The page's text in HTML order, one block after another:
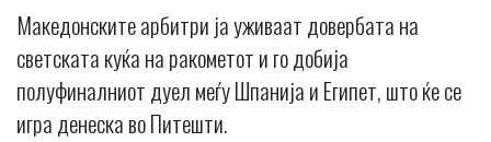
Македонските арбитри ја уживаат довербата на
светската куќа на ракометот и го добија
полуфиналниот дуел меѓу Шпанија и Египет, што ќе се
игра денеска во Питешти.